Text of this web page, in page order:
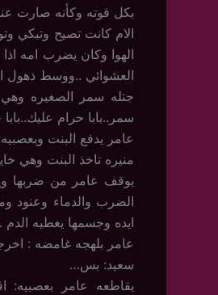
بكل قوته وكأنه صارت
الام كانت تصيح
الهوا وكان يضرب امه
العشوائي ..ووسط ذهول
جتله سمر الصغيره وهي
سمر..بابا حرام
عامر يدفع البنت
منيره تاخذ البنت وهي
يوقف عامر من ضربها
الضرب والدماء وعنود
ايده وجسمها يغطيه
عامر بلهجه غامضه :
سعيد: بس…
يقاطعه عامر بعصبيه: